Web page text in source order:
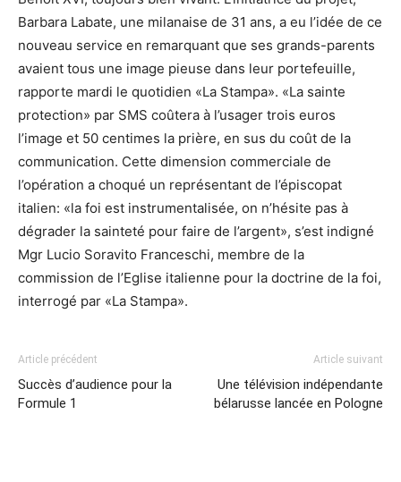
Barbara Labate, une milanaise de 31 ans, a eu l’idée de ce
nouveau service en remarquant que ses grands-parents
avaient tous une image pieuse dans leur portefeuille,
rapporte mardi le quotidien «La Stampa». «La sainte
protection» par SMS coûtera à l’usager trois euros
l’image et 50 centimes la prière, en sus du coût de la
communication. Cette dimension commerciale de
l’opération a choqué un représentant de l’épiscopat
italien: «la foi est instrumentalisée, on n’hésite pas à
dégrader la sainteté pour faire de l’argent», s’est indigné
Mgr Lucio Soravito Franceschi, membre de la
commission de l’Eglise italienne pour la doctrine de la foi,
interrogé par «La Stampa».
Article précédent
Succès d’audience pour la
Formule 1
Article suivant
Une télévision indépendante
bélarusse lancée en Pologne